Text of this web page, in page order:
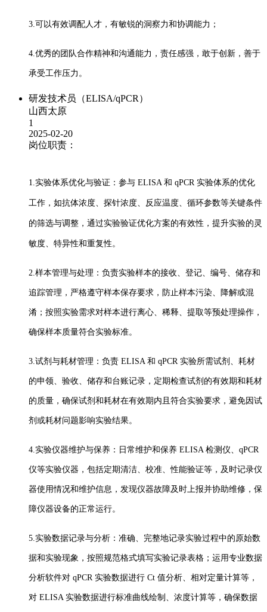
3.可以有效调配人才，有敏锐的洞察力和协调能力；
4.优秀的团队合作精神和沟通能力，责任感强，敢于创新，善于
承受工作压力。
研发技术员（ELISA/qPCR）
山西太原
1
2025-02-20
岗位职责：
1.实验体系优化与验证：参与 ELISA 和 qPCR 实验体系的优化
工作，如抗体浓度、探针浓度、反应温度、循环参数等关键条件
的筛选与调整，通过实验验证优化方案的有效性，提升实验的灵
敏度、特异性和重复性。
2.样本管理与处理：负责实验样本的接收、登记、编号、储存和
追踪管理，严格遵守样本保存要求，防止样本污染、降解或混
淆；按照实验需求对样本进行离心、稀释、提取等预处理操作，
确保样本质量符合实验标准。
3.试剂与耗材管理：负责 ELISA 和 qPCR 实验所需试剂、耗材
的申领、验收、储存和台账记录，定期检查试剂的有效期和耗材
的质量，确保试剂和耗材在有效期内且符合实验要求，避免因试
剂或耗材问题影响实验结果。
4.实验仪器维护与保养：日常维护和保养 ELISA 检测仪、qPCR
仪等实验仪器，包括定期清洁、校准、性能验证等，及时记录仪
器使用情况和维护信息，发现仪器故障及时上报并协助维修，保
障仪器设备的正常运行。
5.实验数据记录与分析：准确、完整地记录实验过程中的原始数
据和实验现象，按照规范格式填写实验记录表格；运用专业数据
分析软件对 qPCR 实验数据进行 Ct 值分析、相对定量计算等，
对 ELISA 实验数据进行标准曲线绘制、浓度计算等，确保数据